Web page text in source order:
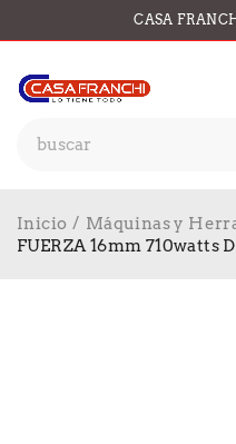
CASA
Inicio / Máquinas y
FUERZA 16mm 710watts